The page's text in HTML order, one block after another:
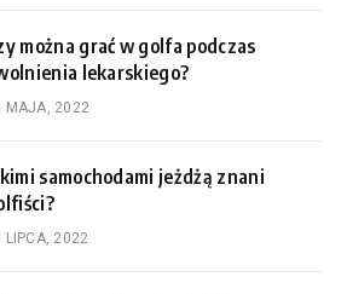
można grać w golfa podczas
lekarskiego?
MAJA, 2022
samochodami jeżdżą znani
LIPCA, 2022